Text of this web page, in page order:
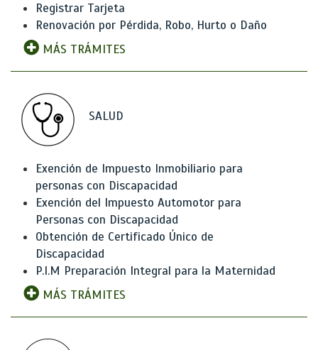
Registrar Tarjeta
Renovación por Pérdida, Robo, Hurto o Daño
MÁS TRÁMITES
SALUD
Exención de Impuesto Inmobiliario para
personas con Discapacidad
Exención del Impuesto Automotor para
Personas con Discapacidad
Obtención de Certificado Único de
Discapacidad
P.I.M Preparación Integral para la Maternidad
MÁS TRÁMITES